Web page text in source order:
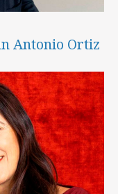
Antonio Ortiz